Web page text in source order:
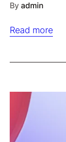
By admin
Read more